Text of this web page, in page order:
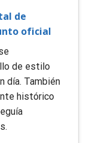
de
oficial
de estilo
día. También
histórico